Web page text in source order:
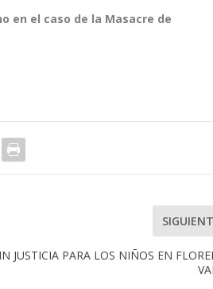
en el caso de la Masacre de
JUSTICIA PARA LOS NIÑOS EN